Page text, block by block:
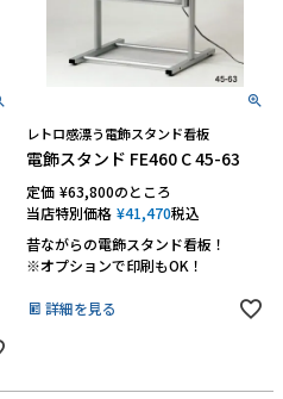
レトロ感漂う電飾スタンド看板
電飾スタンド FE460 C 45-63
定価 ¥63,800のところ
当店特別価格 ¥41,470税込
昔ながらの電飾スタンド看板！
※オプションで印刷もOK！
詳細を見る